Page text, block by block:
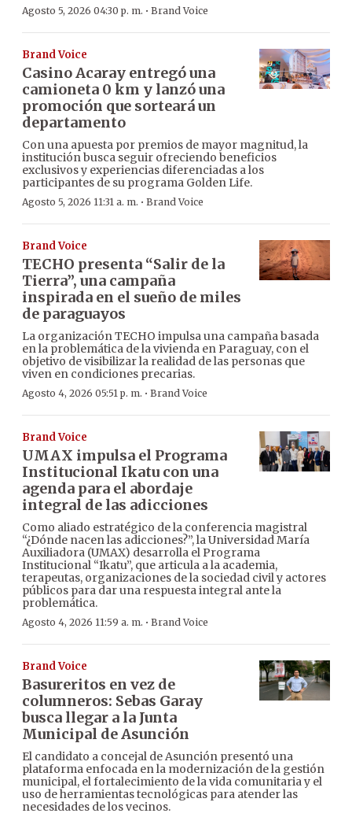
Agosto 5, 2026 04:30 p. m. · Brand Voice
Brand Voice
Casino Acaray entregó una
camioneta 0 km y lanzó una
promoción que sorteará un
departamento
Con una apuesta por premios de mayor magnitud, la
institución busca seguir ofreciendo beneficios
exclusivos y experiencias diferenciadas a los
participantes de su programa Golden Life.
Agosto 5, 2026 11:31 a. m. · Brand Voice
Brand Voice
TECHO presenta “Salir de la
Tierra”, una campaña
inspirada en el sueño de miles
de paraguayos
La organización TECHO impulsa una campaña basada
en la problemática de la vivienda en Paraguay, con el
objetivo de visibilizar la realidad de las personas que
viven en condiciones precarias.
Agosto 4, 2026 05:51 p. m. · Brand Voice
Brand Voice
UMAX impulsa el Programa
Institucional Ikatu con una
agenda para el abordaje
integral de las adicciones
Como aliado estratégico de la conferencia magistral
“¿Dónde nacen las adicciones?”, la Universidad María
Auxiliadora (UMAX) desarrolla el Programa
Institucional “Ikatu”, que articula a la academia,
terapeutas, organizaciones de la sociedad civil y actores
públicos para dar una respuesta integral ante la
problemática.
Agosto 4, 2026 11:59 a. m. · Brand Voice
Brand Voice
Basureritos en vez de
columneros: Sebas Garay
busca llegar a la Junta
Municipal de Asunción
El candidato a concejal de Asunción presentó una
plataforma enfocada en la modernización de la gestión
municipal, el fortalecimiento de la vida comunitaria y el
uso de herramientas tecnológicas para atender las
necesidades de los vecinos.